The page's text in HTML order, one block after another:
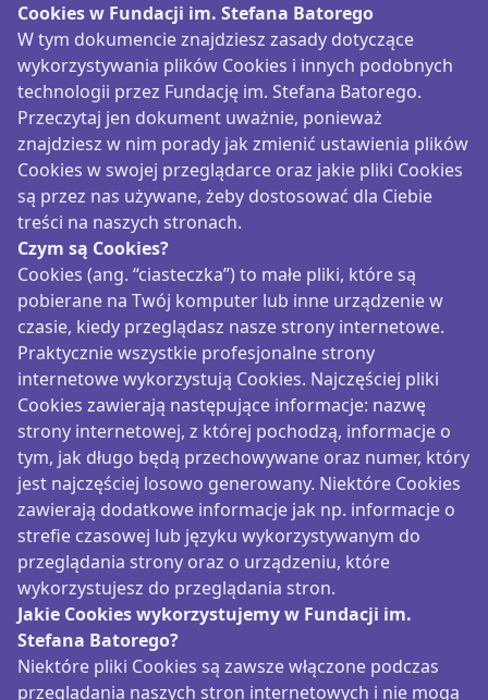
Cookies w Fundacji im. Stefana Batorego
W tym dokumencie znajdziesz zasady dotyczące
wykorzystywania plików Cookies i innych podobnych
technologii przez Fundację im. Stefana Batorego.
Przeczytaj jen dokument uważnie, ponieważ
znajdziesz w nim porady jak zmienić ustawienia plików
Cookies w swojej przeglądarce oraz jakie pliki Cookies
są przez nas używane, żeby dostosować dla Ciebie
treści na naszych stronach.
Czym są Cookies?
Cookies (ang. “ciasteczka”) to małe pliki, które są
pobierane na Twój komputer lub inne urządzenie w
czasie, kiedy przeglądasz nasze strony internetowe.
Praktycznie wszystkie profesjonalne strony
internetowe wykorzystują Cookies. Najczęściej pliki
Cookies zawierają następujące informacje: nazwę
strony internetowej, z której pochodzą, informacje o
tym, jak długo będą przechowywane oraz numer, który
jest najczęściej losowo generowany. Niektóre Cookies
zawierają dodatkowe informacje jak np. informacje o
strefie czasowej lub języku wykorzystywanym do
przeglądania strony oraz o urządzeniu, które
wykorzystujesz do przeglądania stron.
Jakie Cookies wykorzystujemy w Fundacji im.
Stefana Batorego?
Niektóre pliki Cookies są zawsze włączone podczas
przeglądania naszych stron internetowych i nie mogą